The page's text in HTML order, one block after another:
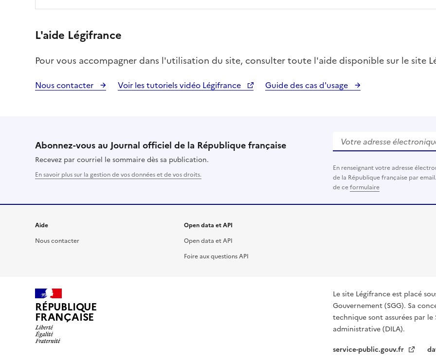
L'aide Légifrance
Pour vous accompagner dans l'utilisation du site, consulter toute l'aide disponible sur le site
Nous contacter Voir les tutoriels vidéo Légifrance Guide des cas d'usage
Abonnez-vous au Journal officiel de la République française
Recevez par courriel le sommaire dès sa publication.
En savoir plus sur la gestion de vos données et de vos droits.
Votre adresse électronique
En renseignant votre adresse
de la République française par
de ceformulaire
Aide
Nous contacter
Open data et API
Open data et API
Foire aux questions API
RÉPUBLIQUE
FRANÇAISE
Le site Légifrance est placé
Gouvernement (SGG). Sa
technique sont assurées par
administrative (DILA).
service-public.gouv.fr